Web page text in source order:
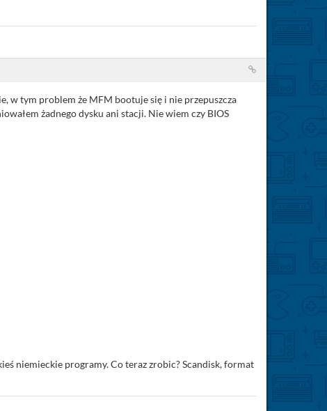
w tym problem że MFM bootuje się i nie przepuszcza
żadnego dysku ani stacji. Nie wiem czy BIOS
niemieckie programy. Co teraz zrobic? Scandisk, format